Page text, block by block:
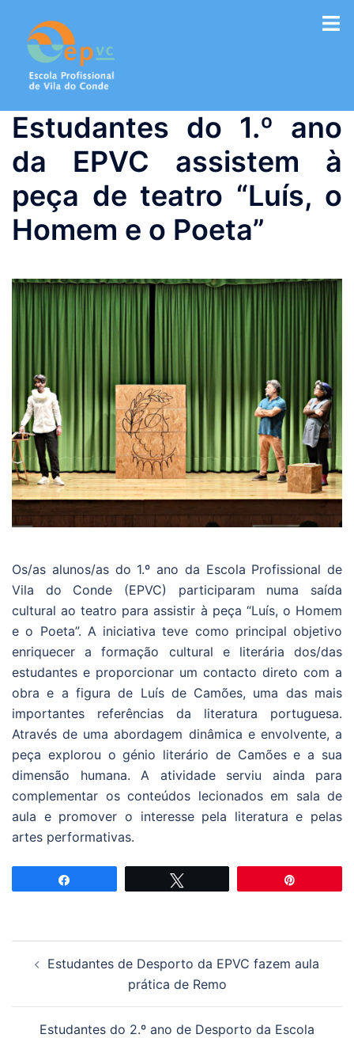
conteúdo
Estudantes do 1.º ano
da EPVC assistem à
peça de teatro “Luís, o
Homem e o Poeta”
Os/as alunos/as do 1.º ano da Escola Profissional de
Vila do Conde (EPVC) participaram numa saída
cultural ao teatro para assistir à peça “Luís, o Homem
e o Poeta”. A iniciativa teve como principal objetivo
enriquecer a formação cultural e literária dos/das
estudantes e proporcionar um contacto direto com a
obra e a figura de Luís de Camões, uma das mais
importantes referências da literatura portuguesa.
Através de uma abordagem dinâmica e envolvente, a
peça explorou o génio literário de Camões e a sua
dimensão humana. A atividade serviu ainda para
complementar os conteúdos lecionados em sala de
aula e promover o interesse pela literatura e pelas
artes performativas.
Estudantes de Desporto da EPVC fazem aula
prática de Remo
Estudantes do 2.º ano de Desporto da Escola